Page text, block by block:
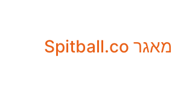
מאגר Spitball.co